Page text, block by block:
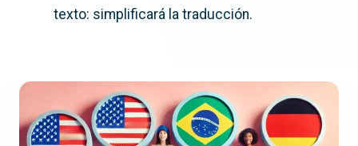
texto: simplificará la traducción.